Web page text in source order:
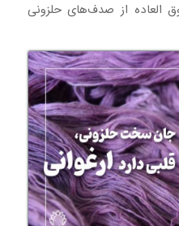
العاده از صدف‌های حلزونی